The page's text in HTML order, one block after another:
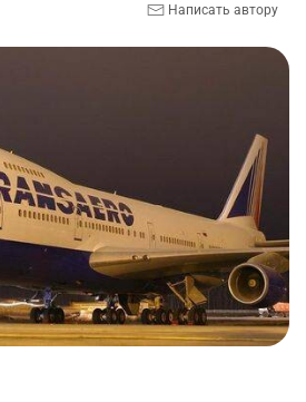
Написать автору